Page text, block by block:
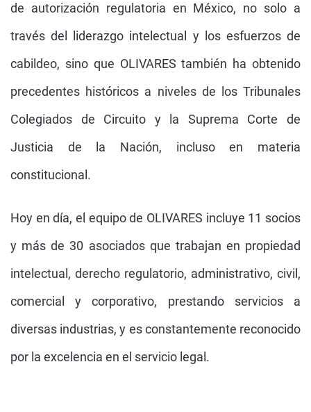
de autorización regulatoria en México, no solo a
través del liderazgo intelectual y los esfuerzos de
cabildeo, sino que OLIVARES también ha obtenido
precedentes históricos a niveles de los Tribunales
Colegiados de Circuito y la Suprema Corte de
Justicia de la Nación, incluso en materia
constitucional.
Hoy en día, el equipo de OLIVARES incluye 11 socios
y más de 30 asociados que trabajan en propiedad
intelectual, derecho regulatorio, administrativo, civil,
comercial y corporativo, prestando servicios a
diversas industrias, y es constantemente reconocido
por la excelencia en el servicio legal.